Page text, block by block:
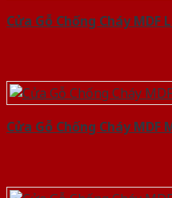
Cửa Gỗ Chống Cháy MDF
Cửa Gỗ Chống Cháy MDF